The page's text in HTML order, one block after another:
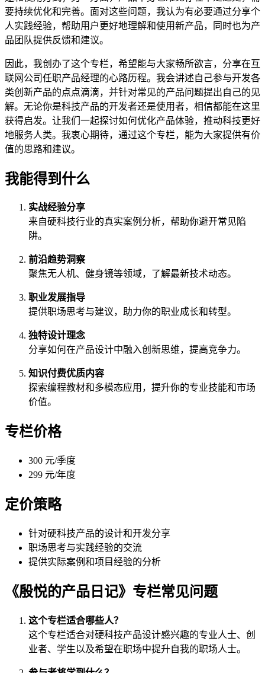
要持续优化和完善。面对这些问题，我认为有必要通过分享个
人实践经验，帮助用户更好地理解和使用新产品，同时也为产
品团队提供反馈和建议。
因此，我创办了这个专栏，希望能与大家畅所欲言，分享在互
联网公司任职产品经理的心路历程。我会讲述自己参与开发各
类创新产品的点点滴滴，并针对常见的产品问题提出自己的见
解。无论你是科技产品的开发者还是使用者，相信都能在这里
获得启发。让我们一起探讨如何优化产品体验，推动科技更好
地服务人类。我衷心期待，通过这个专栏，能为大家提供有价
值的思路和建议。
我能得到什么
实战经验分享
来自硬科技行业的真实案例分析，帮助你避开常见陷
阱。
前沿趋势洞察
聚焦无人机、健身镜等领域，了解最新技术动态。
职业发展指导
提供职场思考与建议，助力你的职业成长和转型。
独特设计理念
分享如何在产品设计中融入创新思维，提高竞争力。
知识付费优质内容
探索编程教材和多模态应用，提升你的专业技能和市场
价值。
专栏价格
300 元/季度
299 元/年度
定价策略
针对硬科技产品的设计和开发分享
职场思考与实践经验的交流
提供实际案例和项目经验的分析
《殷悦的产品日记》专栏常见问题
这个专栏适合哪些人？
这个专栏适合对硬科技产品设计感兴趣的专业人士、创
业者、学生以及希望在职场中提升自我的职场人士。